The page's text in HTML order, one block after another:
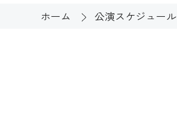
ホーム 公演スケジュール